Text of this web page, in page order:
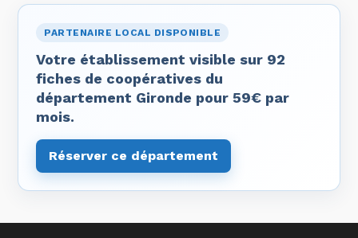
PARTENAIRE LOCAL DISPONIBLE
Votre établissement visible sur 92
fiches de coopératives du
département Gironde pour 59€ par
mois.
Réserver ce département